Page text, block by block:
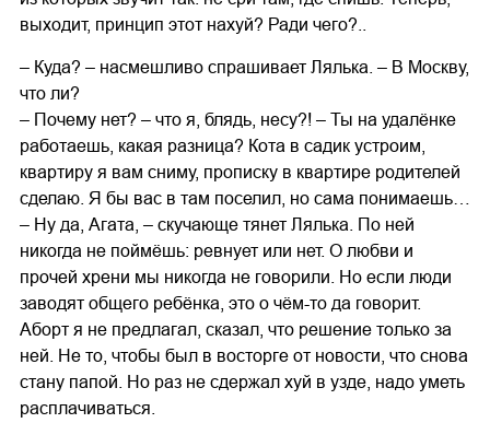
выходит, принцип этот нахуй? Ради чего?..
– Куда? – насмешливо спрашивает Лялька. – В Москву,
что ли?
– Почему нет? – что я, блядь, несу?! – Ты на удалёнке
работаешь, какая разница? Кота в садик устроим,
квартиру я вам сниму, прописку в квартире родителей
сделаю. Я бы вас в там поселил, но сама понимаешь…
– Ну да, Агата, – скучающе тянет Лялька. По ней
никогда не поймёшь: ревнует или нет. О любви и
прочей хрени мы никогда не говорили. Но если люди
заводят общего ребёнка, это о чём-то да говорит.
Аборт я не предлагал, сказал, что решение только за
ней. Не то, чтобы был в восторге от новости, что снова
стану папой. Но раз не сдержал хуй в узде, надо уметь
расплачиваться.